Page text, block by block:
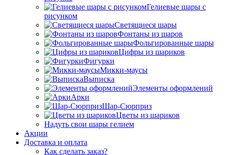
Гелиевые шары с
рисунком
Светящиеся шары
Фонтаны из шаров
Фольгированные шары
Цифры из шариков
Фигурки
Микки-маусы
Выписка
Элементы оформлений
Арки
Шар-Сюрприз
Цветы из шариков
Надуть свои шары гелием
Акции
Доставка и оплата
Как сделать заказ?